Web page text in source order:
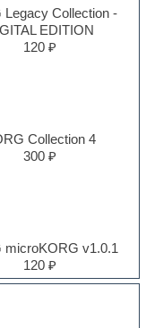
Legacy Collection -
EDITION
120 ₽
Collection 4
300 ₽
microKORG v1.0.1
120 ₽